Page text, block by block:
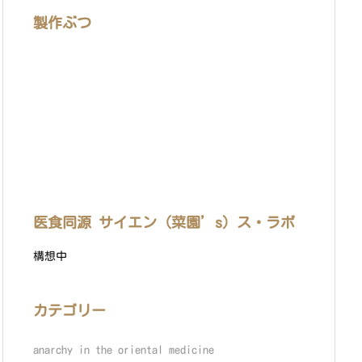
製作ぶつ
医食同源 サイエン（菜園’s）ス・ラボ
構想中
カテゴリー
anarchy in the oriental medicine